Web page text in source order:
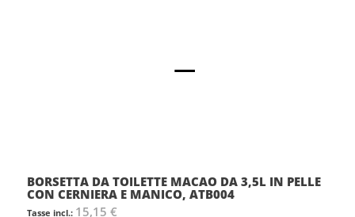
BORSETTA DA TOILETTE MACAO DA 3,5L IN PELLE
CON CERNIERA E MANICO, ATB004
15,15 €